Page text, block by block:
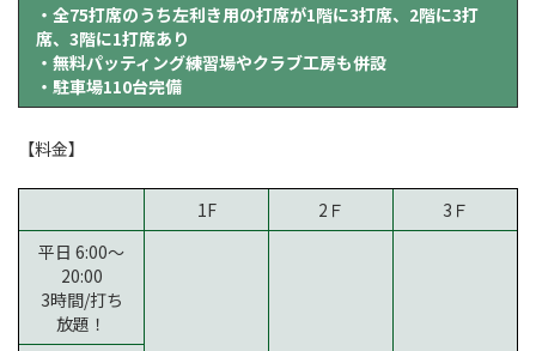
・全75打席のうち左利き用の打席が1階に3打席、2階に3打
席、3階に1打席あり
・無料パッティング練習場やクラブ工房も併設
・駐車場110台完備
【料金】
1F 2Ｆ
3Ｆ
平日 6:00～
20:00
3時間/打ち
放題！